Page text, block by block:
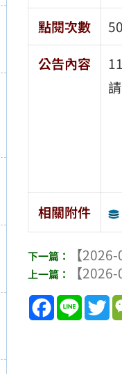
點閱次數
公告內容
相關附件
【
【
Facebook
Line